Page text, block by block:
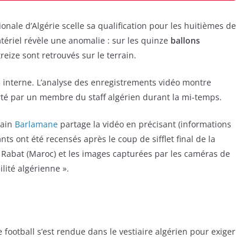
d’Algérie scelle sa qualification pour les huitièmes de
révèle une anomalie : sur les quinze ballons
sont retrouvés sur le terrain.
L’analyse des enregistrements vidéo montre
par un membre du staff algérien durant la mi-temps.
Barlamane partage la vidéo en précisant (informations
ont été recensés après le coup de sifflet final de la
(Maroc) et les images capturées par les caméras de
algérienne ».
s’est rendue dans le vestiaire algérien pour exiger